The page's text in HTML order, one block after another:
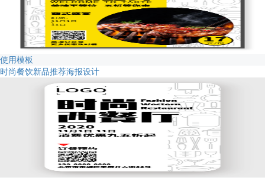
使用模板
时尚餐饮新品推荐海报设计